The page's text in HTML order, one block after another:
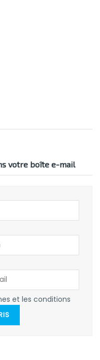
votre boîte e-mail
et les conditions